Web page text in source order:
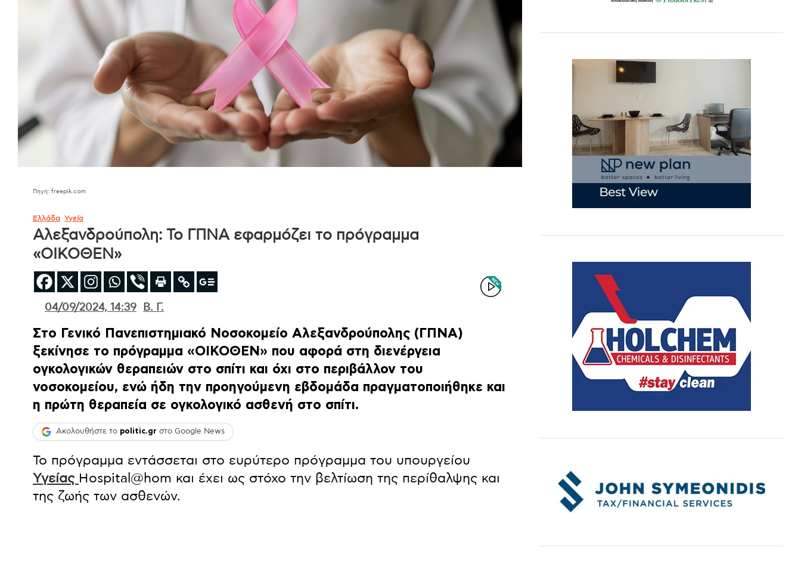
Πηγή: freepik.com
Ελλάδα Υγεία
Αλεξανδρούπολη: Το ΓΠΝΑ εφαρμόζει το πρόγραμμα
«ΟΙΚΟΘΕΝ»
04/09/2024, 14:39 Β. Γ.
Στο Γενικό Πανεπιστημιακό Νοσοκομείο Αλεξανδρούπολης (ΓΠΝΑ)
ξεκίνησε το πρόγραμμα «ΟΙΚΟΘΕΝ» που αφορά στη διενέργεια
ογκολογικών θεραπειών στο σπίτι και όχι στο περιβάλλον του
νοσοκομείου, ενώ ήδη την προηγούμενη εβδομάδα πραγματοποιήθηκε και
η πρώτη θεραπεία σε ογκολογικό ασθενή στο σπίτι.
Ακολουθήστε το politic.gr στο Google News
Το πρόγραμμα εντάσσεται στο ευρύτερο πρόγραμμα του υπουργείου
Υγείας Hospital@hom και έχει ως στόχο την βελτίωση της περίθαλψης και
της ζωής των ασθενών.